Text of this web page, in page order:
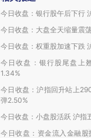
今日收盘：银行股午后下行
今日收盘：大盘全天缩量震
今日收盘：权重股加速下跌
今日收盘：银行股尾盘上
1.34%
今日收盘：沪指回升站上
弹2.50%
今日收盘：小盘股活跃 沪指
今日收盘：资金流入金融